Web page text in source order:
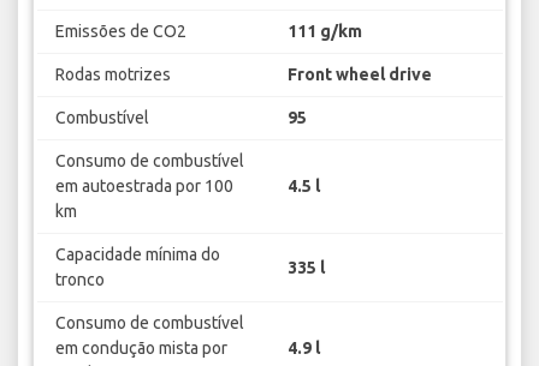
Emissões de CO2 111 g/km
Rodas motrizes Front wheel drive
Combustível 95
Consumo de combustível
em autoestrada por 100
km
4.5 l
Capacidade mínima do
tronco
335 l
Consumo de combustível
em condução mista por
4.9 l